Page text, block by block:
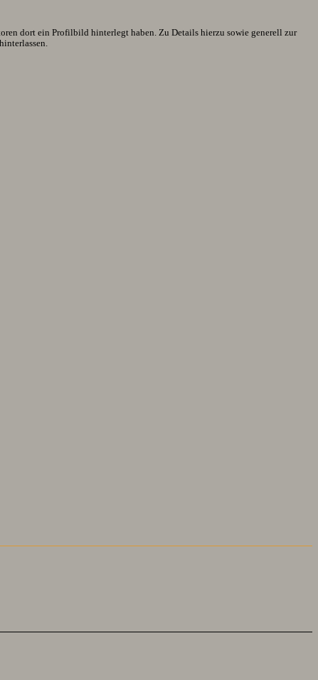
dort ein Profilbild hinterlegt haben. Zu Details hierzu sowie generell zur